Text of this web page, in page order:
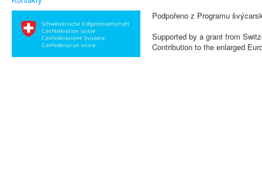
Podpořeno z Programu
Supported by a grant from
Contribution to the enlarged